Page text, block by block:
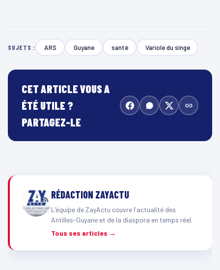
SUJETS : ARS Guyane santé Variole du singe
CET ARTICLE VOUS A
ÉTÉ UTILE ?
PARTAGEZ-LE
RÉDACTION ZAYACTU
L'équipe de ZayActu couvre l'actualité des
Antilles-Guyane et de la diaspora en temps réel.
Tous ses articles →